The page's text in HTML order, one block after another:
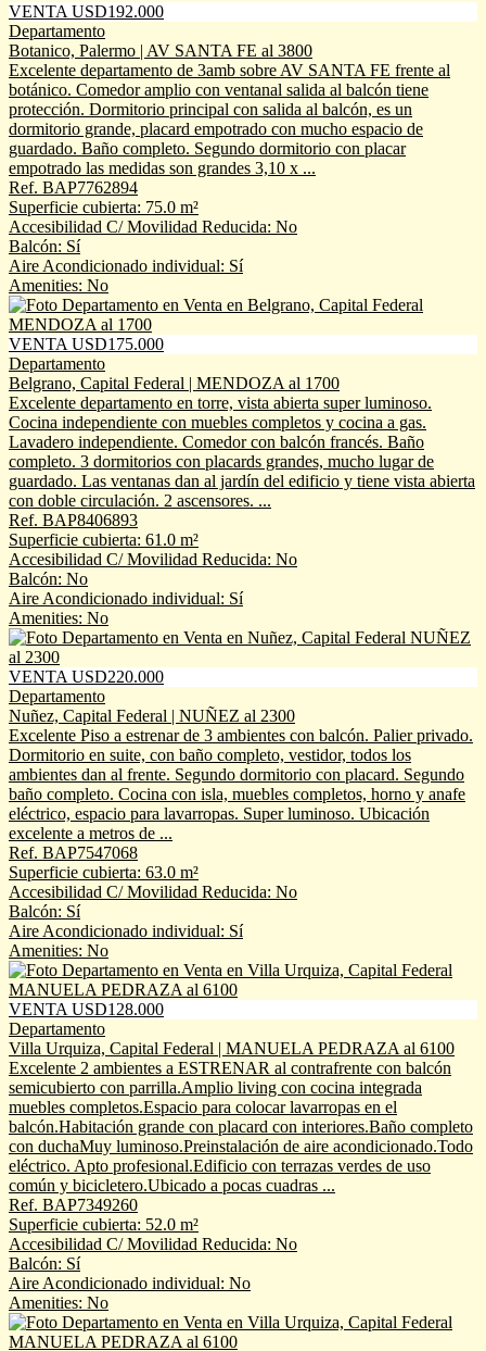
VENTA USD192.000
Departamento
Botanico, Palermo | AV SANTA FE al 3800
Excelente departamento de 3amb sobre AV SANTA FE frente al
botánico. Comedor amplio con ventanal salida al balcón tiene
protección. Dormitorio principal con salida al balcón, es un
dormitorio grande, placard empotrado con mucho espacio de
guardado. Baño completo. Segundo dormitorio con placar
empotrado las medidas son grandes 3,10 x ...
Ref. BAP7762894
Superficie cubierta: 75.0 m²
Accesibilidad C/ Movilidad Reducida: No
Balcón: Sí
Aire Acondicionado individual: Sí
Amenities: No
VENTA USD175.000
Departamento
Belgrano, Capital Federal | MENDOZA al 1700
Excelente departamento en torre, vista abierta super luminoso.
Cocina independiente con muebles completos y cocina a gas.
Lavadero independiente. Comedor con balcón francés. Baño
completo. 3 dormitorios con placards grandes, mucho lugar de
guardado. Las ventanas dan al jardín del edificio y tiene vista abierta
con doble circulación. 2 ascensores. ...
Ref. BAP8406893
Superficie cubierta: 61.0 m²
Accesibilidad C/ Movilidad Reducida: No
Balcón: No
Aire Acondicionado individual: Sí
Amenities: No
VENTA USD220.000
Departamento
Nuñez, Capital Federal | NUÑEZ al 2300
Excelente Piso a estrenar de 3 ambientes con balcón. Palier privado.
Dormitorio en suite, con baño completo, vestidor, todos los
ambientes dan al frente. Segundo dormitorio con placard. Segundo
baño completo. Cocina con isla, muebles completos, horno y anafe
eléctrico, espacio para lavarropas. Super luminoso. Ubicación
excelente a metros de ...
Ref. BAP7547068
Superficie cubierta: 63.0 m²
Accesibilidad C/ Movilidad Reducida: No
Balcón: Sí
Aire Acondicionado individual: Sí
Amenities: No
VENTA USD128.000
Departamento
Villa Urquiza, Capital Federal | MANUELA PEDRAZA al 6100
Excelente 2 ambientes a ESTRENAR al contrafrente con balcón
semicubierto con parrilla.Amplio living con cocina integrada
muebles completos.Espacio para colocar lavarropas en el
balcón.Habitación grande con placard con interiores.Baño completo
con duchaMuy luminoso.Preinstalación de aire acondicionado.Todo
eléctrico. Apto profesional.Edificio con terrazas verdes de uso
común y bicicletero.Ubicado a pocas cuadras ...
Ref. BAP7349260
Superficie cubierta: 52.0 m²
Accesibilidad C/ Movilidad Reducida: No
Balcón: Sí
Aire Acondicionado individual: No
Amenities: No